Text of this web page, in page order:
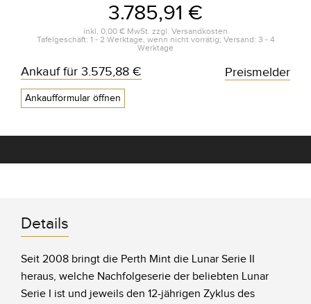
3.785,91 €
inkl. 0,00 € MwSt. zzgl. Versandkosten
Tafelgeschäft: 1 - 2 Werktage, wenn nicht vorrätig; Versand: 3 - 4
Werktage
Ankauf für 3.575,88 €
Ankaufformular öffnen
Preismelder
Details
Seit 2008 bringt die Perth Mint die Lunar Serie II
heraus, welche Nachfolgeserie der beliebten Lunar
Serie I ist und jeweils den 12-jährigen Zyklus des